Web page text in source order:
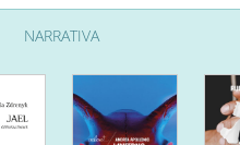
NARRATIVA